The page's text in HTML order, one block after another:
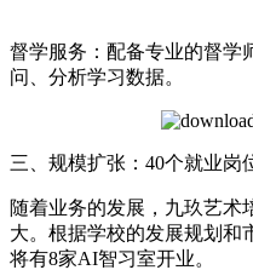
督学服务：配备专业的督学
问、分析学习数据。
三、规模扩张：40个就业岗
随着业务的发展，九玖艺
大。根据学校的发展规划和
将有8家AI智习室开业。